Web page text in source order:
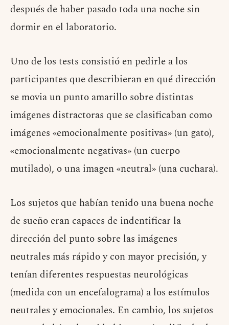
después de haber pasado toda una noche sin
dormir en el laboratorio.
Uno de los tests consistió en pedirle a los
participantes que describieran en qué dirección
se movia un punto amarillo sobre distintas
imágenes distractoras que se clasificaban como
imágenes «emocionalmente positivas» (un gato),
«emocionalmente negativas» (un cuerpo
mutilado), o una imagen «neutral» (una cuchara).
Los sujetos que habían tenido una buena noche
de sueño eran capaces de indentificar la
dirección del punto sobre las imágenes
neutrales más rápido y con mayor precisión, y
tenían diferentes respuestas neurológicas
(medida con un encefalograma) a los estímulos
neutrales y emocionales. En cambio, los sujetos